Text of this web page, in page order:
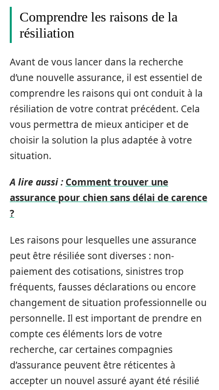
Comprendre les raisons de la
résiliation
Avant de vous lancer dans la recherche
d’une nouvelle assurance, il est essentiel de
comprendre les raisons qui ont conduit à la
résiliation de votre contrat précédent. Cela
vous permettra de mieux anticiper et de
choisir la solution la plus adaptée à votre
situation.
A lire aussi : Comment trouver une
assurance pour chien sans délai de carence
?
Les raisons pour lesquelles une assurance
peut être résiliée sont diverses : non-
paiement des cotisations, sinistres trop
fréquents, fausses déclarations ou encore
changement de situation professionnelle ou
personnelle. Il est important de prendre en
compte ces éléments lors de votre
recherche, car certaines compagnies
d’assurance peuvent être réticentes à
accepter un nouvel assuré ayant été résilié